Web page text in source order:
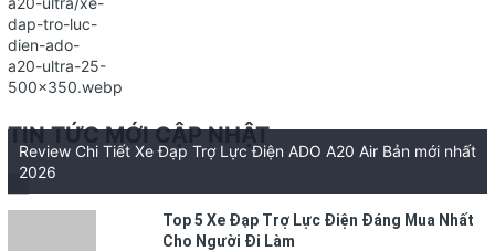
TIN TỨC MỚI CẬP NHẬT
Review Chi Tiết Xe Đạp Trợ Lực Điện ADO A20 Air Bản mới nhất
2026
Top 5 Xe Đạp Trợ Lực Điện Đáng Mua Nhất
Cho Người Đi Làm